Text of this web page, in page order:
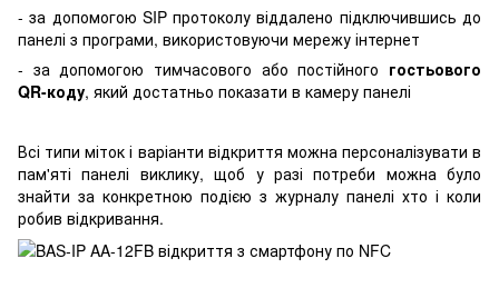
- за допомогою SIP протоколу віддалено підключившись до
панелі з програми, використовуючи мережу інтернет
- за допомогою тимчасового або постійного гостьового
QR-коду, який достатньо показати в камеру панелі
Всі типи міток і варіанти відкриття можна персоналізувати в
пам'яті панелі виклику, щоб у разі потреби можна було
знайти за конкретною подією з журналу панелі хто і коли
робив відкривання.